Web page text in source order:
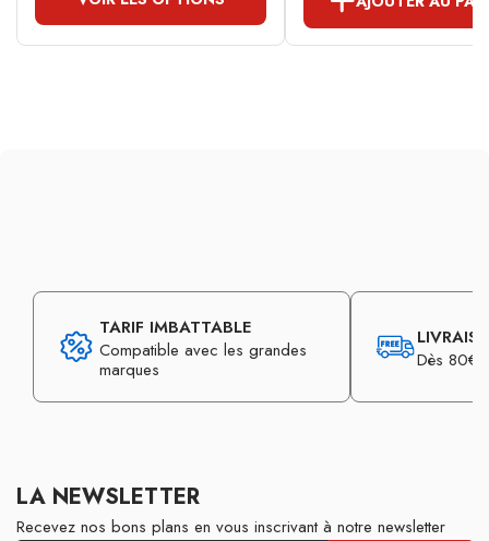
TARIF IMBATTABLE
Compatible avec les grandes
marques
Dès 80€
LA NEWSLETTER
Recevez nos bons plans en vous inscrivant à notre newsletter